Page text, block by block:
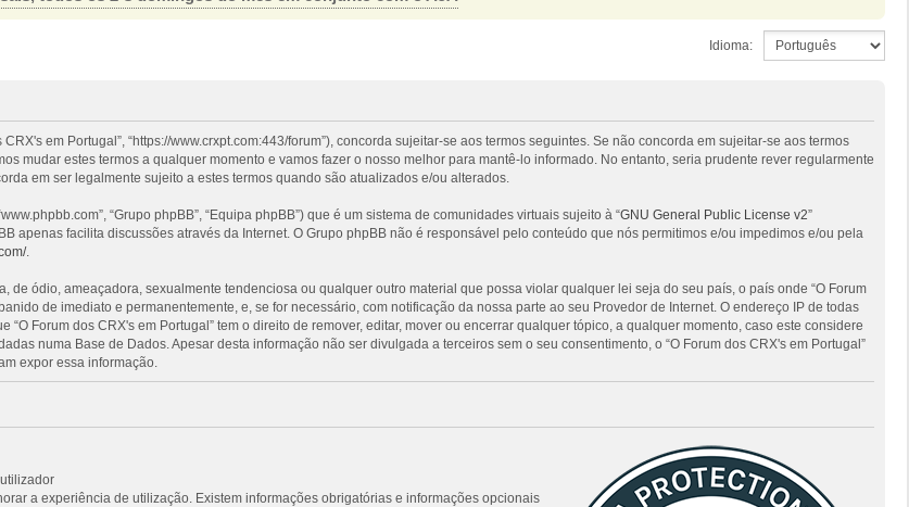
Idioma:
CRX's em Portugal”, “https://www.crxpt.com:443/forum”), concorda sujeitar-se aos termos seguintes. Se não concorda em sujeitar-se aos termos
mudar estes termos a qualquer momento e vamos fazer o nosso melhor para mantê-lo informado. No entanto, seria prudente rever regularmente
em ser legalmente sujeito a estes termos quando são atualizados e/ou alterados.
“Grupo phpBB”, “Equipa phpBB”) que é um sistema de comunidades virtuais sujeito à “GNU General Public License v2”
apenas facilita discussões através da Internet. O Grupo phpBB não é responsável pelo conteúdo que nós permitimos e/ou impedimos e/ou pela
.
ódio, ameaçadora, sexualmente tendenciosa ou qualquer outro material que possa violar qualquer lei seja do seu país, o país onde “O Forum
de imediato e permanentemente, e, se for necessário, com notificação da nossa parte ao seu Provedor de Internet. O endereço IP de todas
Forum dos CRX's em Portugal” tem o direito de remover, editar, mover ou encerrar qualquer tópico, a qualquer momento, caso este considere
numa Base de Dados. Apesar desta informação não ser divulgada a terceiros sem o seu consentimento, o “O Forum dos CRX's em Portugal”
expor essa informação.
a experiência de utilização. Existem informações obrigatórias e informações opcionais